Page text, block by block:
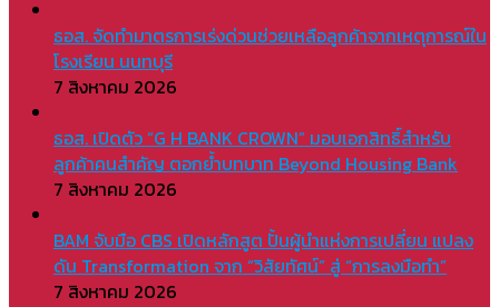
ธอส. จัดทำมาตรการเร่งด่วนช่วยเหลือลูกค้าจากเหตุการณ์ใน
โรงเรียน นนทบุรี
7 สิงหาคม 2026
ธอส. เปิดตัว “G H BANK CROWN” มอบเอกสิทธิ์สำหรับ
ลูกค้าคนสำคัญ ตอกย้ำบทบาท Beyond Housing Bank
7 สิงหาคม 2026
BAM จับมือ CBS เปิดหลักสูต ปั้นผู้นำแห่งการเปลี่ยน แปลง
ดัน Transformation จาก “วิสัยทัศน์” สู่ “การลงมือทำ”
7 สิงหาคม 2026